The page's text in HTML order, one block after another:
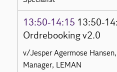
13:50-14:15 13:50-
Ordrebooking v2.0
v/Jesper Agermose
Manager, LEMAN